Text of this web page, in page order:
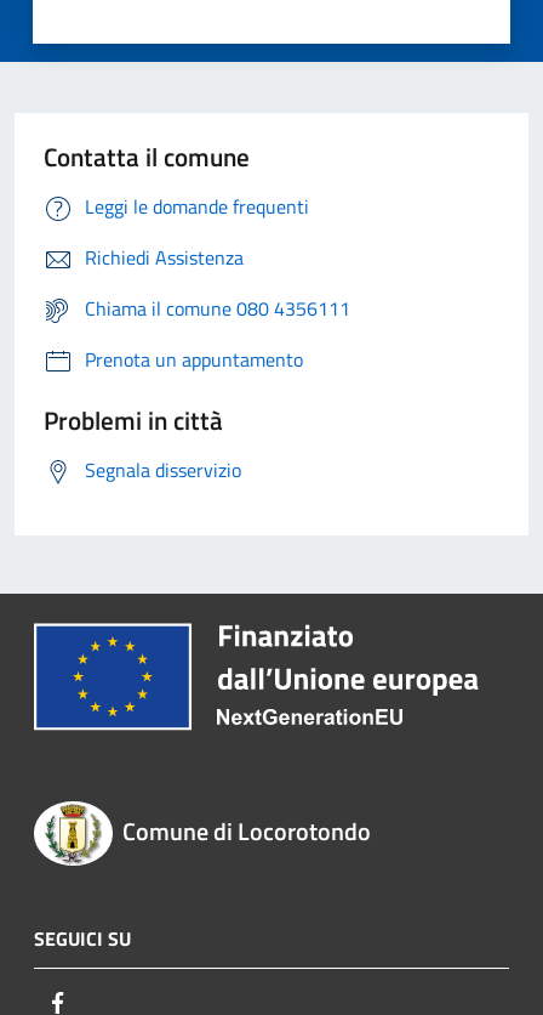
Contatta il comune
Leggi le domande frequenti
Richiedi Assistenza
Chiama il comune 080 4356111
Prenota un appuntamento
Problemi in città
Segnala disservizio
Comune di Locorotondo
SEGUICI SU